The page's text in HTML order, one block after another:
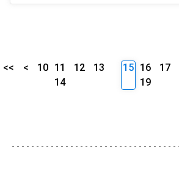
<< < 10 11 12
13
14
15 16 17
19